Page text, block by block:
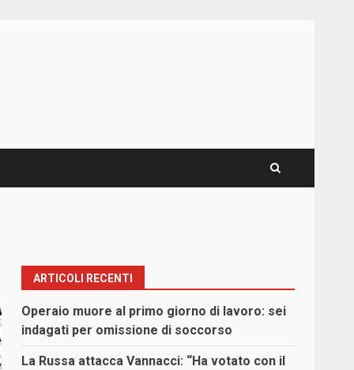
ARTICOLI RECENTI
Operaio muore al primo giorno di lavoro: sei
indagati per omissione di soccorso
La Russa attacca Vannacci: “Ha votato con il